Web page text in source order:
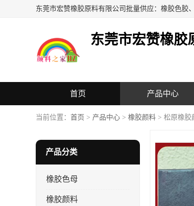
东莞市宏赞橡胶
首页 产品中心
当前位置： 首页 > 产品中心 > 橡胶颜料 > 松原橡胶
产品分类
橡胶色母
橡胶颜料